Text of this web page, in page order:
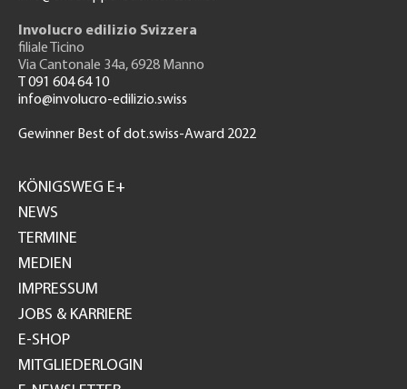
Involucro edilizio Svizzera
filiale Ticino
Via Cantonale 34a, 6928 Manno
T 091 604 64 10
info@involucro-edilizio.swiss
Gewinner Best of dot.swiss-Award 2022
GH
KÖNIGSWEG E+
NEWS
TERMINE
MEDIEN
IMPRESSUM
JOBS & KARRIERE
E-SHOP
MITGLIEDERLOGIN